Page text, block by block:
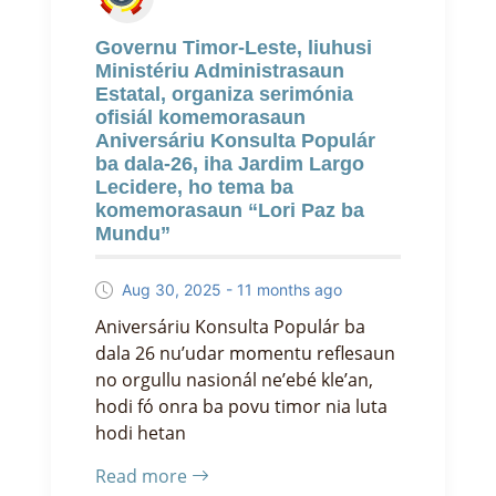
Governu Timor-Leste, liuhusi
Ministériu Administrasaun
Estatal, organiza serimónia
ofisiál komemorasaun
Aniversáriu Konsulta Populár
ba dala-26, iha Jardim Largo
Lecidere, ho tema ba
komemorasaun “Lori Paz ba
Mundu”
Aug 30, 2025 - 11 months ago
Aniversáriu Konsulta Populár ba
dala 26 nu’udar momentu reflesaun
no orgullu nasionál ne’ebé kle’an,
hodi fó onra ba povu timor nia luta
hodi hetan
Read more